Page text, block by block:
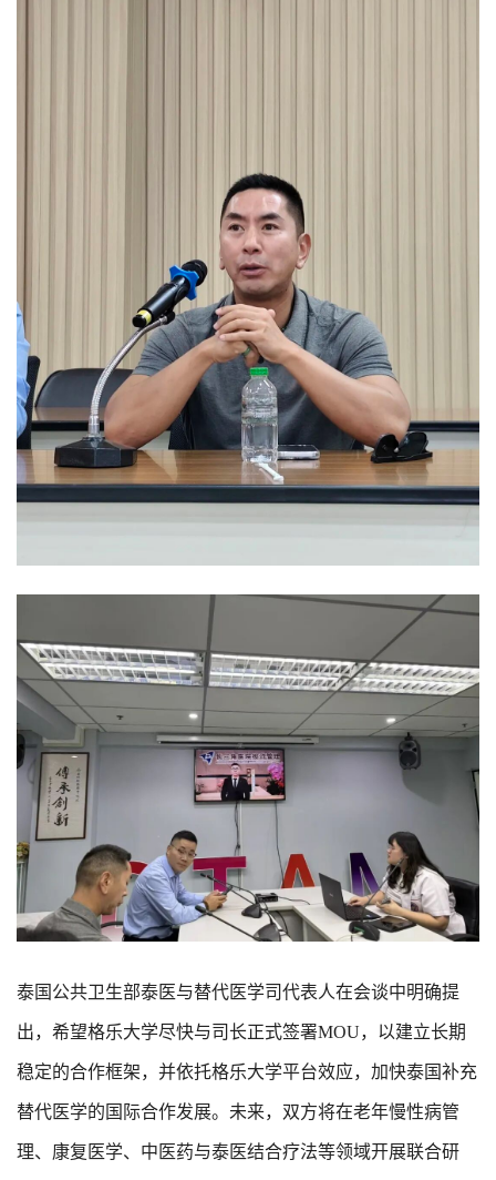
泰国公共卫生部泰医与替代医学司代表人在会谈中明确提
出，希望格乐大学尽快与司长正式签署MOU，以建立长期
稳定的合作框架，并依托格乐大学平台效应，加快泰国补充
替代医学的国际合作发展。未来，双方将在老年慢性病管
理、康复医学、中医药与泰医结合疗法等领域开展联合研